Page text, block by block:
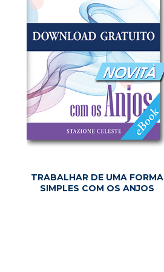
TRABALHAR DE UMA FORMA
SIMPLES COM OS ANJOS